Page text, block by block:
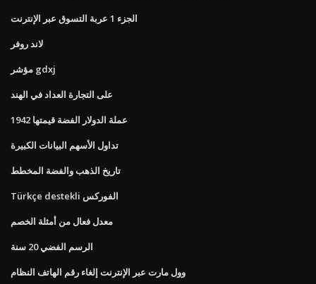
الجزء 1 عربة التسوق عبر الإنترنت
لاند روفر
مؤشر gdxj
على التجارة العداد في الهند
1942 عملة الدولار الفضة قيمتها
تداول الأسهم البيانات الكبيرة
تاريخ الذهب والفضة المخطط
Türkçe destekli الفوركس
معدل فعال من أمثلة الخصم
الرسم الفضي 20 سنة
وول مارت عبر الإنترنت إلغاء رقم الهاتف النظام